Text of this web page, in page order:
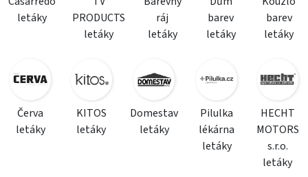
letáky
PRODUCTS
letáky
ráj
letáky
barev
letáky
barev
letáky
Červa
letáky
KITOS
letáky
Domestav
letáky
Pilulka
lékárna
letáky
HECHT
MOTORS
s.r.o.
letáky